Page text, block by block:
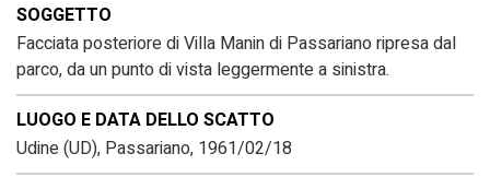
SOGGETTO
Facciata posteriore di Villa Manin di Passariano ripresa dal
parco, da un punto di vista leggermente a sinistra.
LUOGO E DATA DELLO SCATTO
Udine (UD), Passariano, 1961/02/18